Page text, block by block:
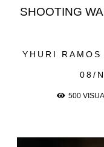
YHURI
08/
SHOOTING
500